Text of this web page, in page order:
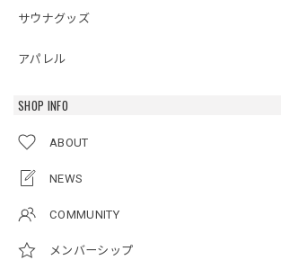
サウナグッズ
アパレル
SHOP INFO
ABOUT
NEWS
COMMUNITY
メンバーシップ